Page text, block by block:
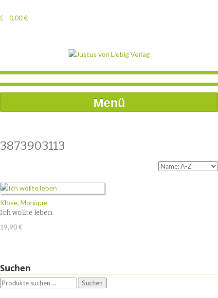
0,00€
Menü
3873903113
Klose, Monique
Ich wollte leben
19,90€
Suchen
Suchen